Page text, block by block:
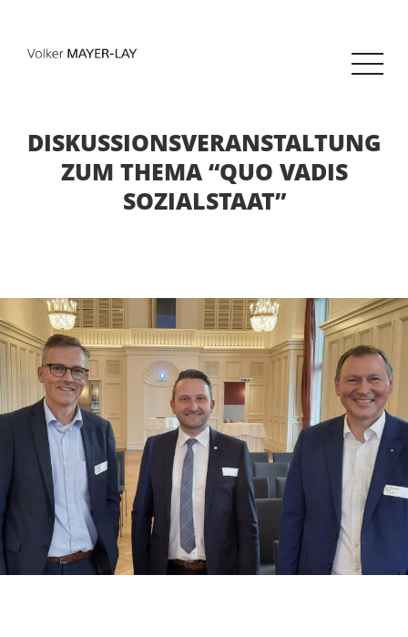
DISKUSSIONSVERANSTALTUNG
ZUM THEMA “QUO VADIS
SOZIALSTAAT”